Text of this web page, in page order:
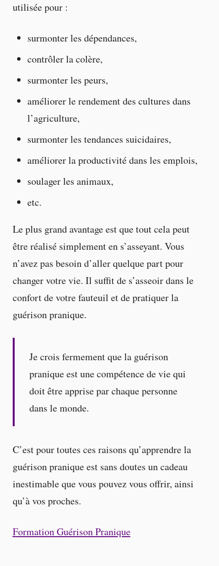
utilisée pour :
surmonter les dépendances,
contrôler la colère,
surmonter les peurs,
améliorer le rendement des cultures dans
l’agriculture,
surmonter les tendances suicidaires,
améliorer la productivité dans les emplois,
soulager les animaux,
etc.
Le plus grand avantage est que tout cela peut
être réalisé simplement en s’asseyant. Vous
n’avez pas besoin d’aller quelque part pour
changer votre vie. Il suffit de s’asseoir dans le
confort de votre fauteuil et de pratiquer la
guérison pranique.
Je crois fermement que la guérison
pranique est une compétence de vie qui
doit être apprise par chaque personne
dans le monde.
C’est pour toutes ces raisons qu’apprendre la
guérison pranique est sans doutes un cadeau
inestimable que vous pouvez vous offrir, ainsi
qu’à vos proches.
Formation Guérison Pranique